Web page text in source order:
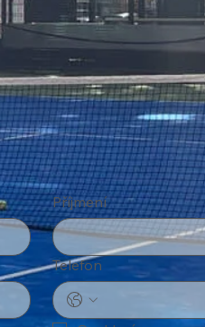
Příjmení
Telefon